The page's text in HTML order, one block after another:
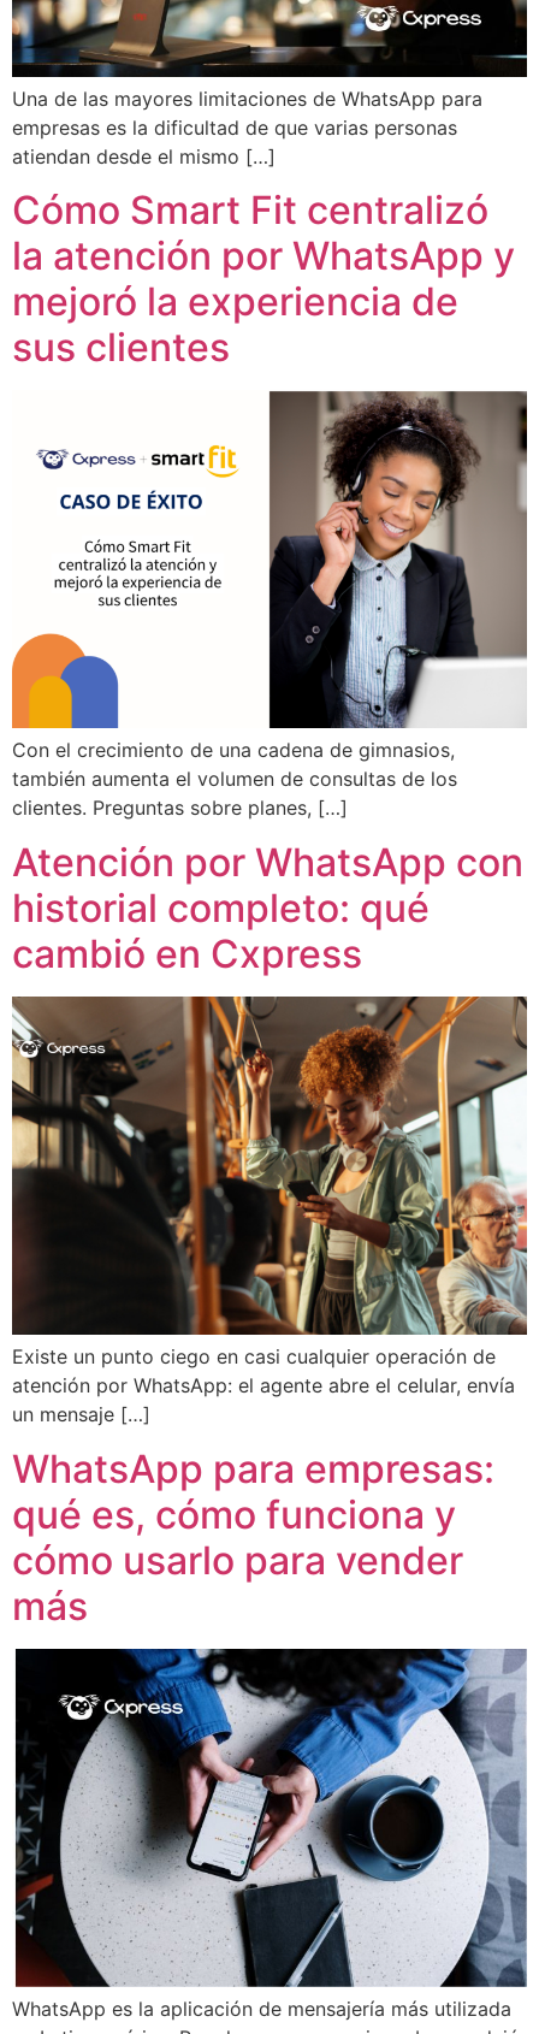
Una de las mayores limitaciones de WhatsApp para
empresas es la dificultad de que varias personas
atiendan desde el mismo […]
Cómo Smart Fit centralizó
la atención por WhatsApp y
mejoró la experiencia de
sus clientes
Con el crecimiento de una cadena de gimnasios,
también aumenta el volumen de consultas de los
clientes. Preguntas sobre planes, […]
Atención por WhatsApp con
historial completo: qué
cambió en Cxpress
Existe un punto ciego en casi cualquier operación de
atención por WhatsApp: el agente abre el celular, envía
un mensaje […]
WhatsApp para empresas:
qué es, cómo funciona y
cómo usarlo para vender
más
WhatsApp es la aplicación de mensajería más utilizada